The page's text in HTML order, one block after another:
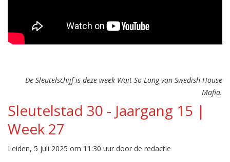
De Sleutelschijf is deze week Wait So Long van Swedish House
Mafia.
Sleutelstad 30 - Jaargang 15 |
Week 27
Leiden, 5 juli 2025 om 11:30 uur door de redactie